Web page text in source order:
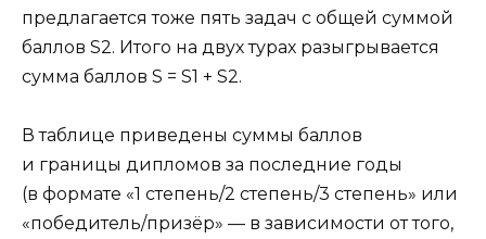
предлагается тоже пять задач с общей суммой
баллов S2. Итого на двух турах разыгрывается
сумма баллов S = S1 + S2.
В таблице приведены суммы баллов
и границы дипломов за последние годы
(в формате «1 степень/2 степень/3 степень» или
«победитель/призёр» — в зависимости от того,